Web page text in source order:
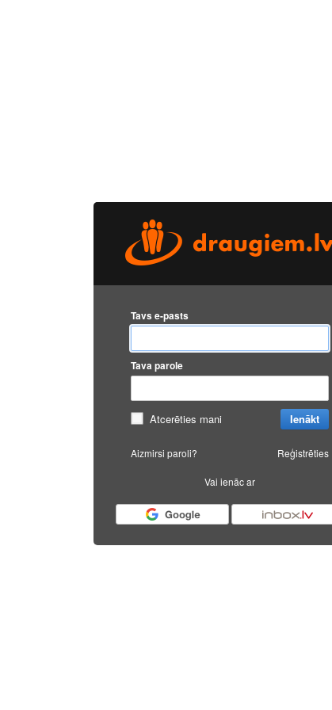
Tavs e-pasts
Tava parole
Atcerēties mani Ienākt
Aizmirsi paroli? Reģistrēties
Vai ienāc ar